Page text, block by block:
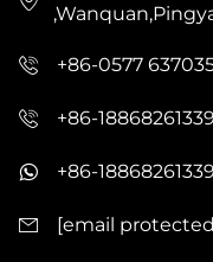
+86-0577
+86-18868261339
+86-18868261339
[email